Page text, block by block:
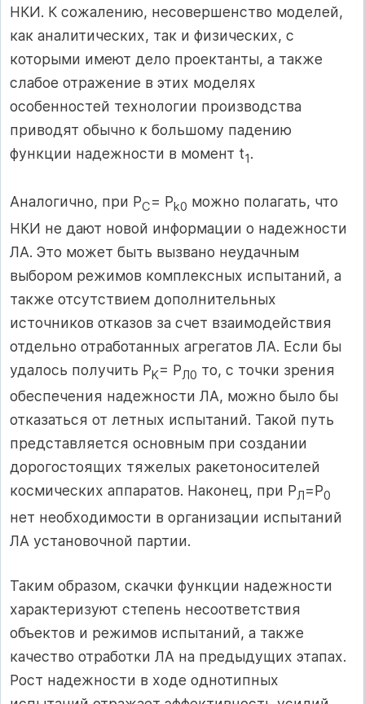
НКИ. К сожалению, несовершенство моделей,
как аналитических, так и физических, с
которыми имеют дело проектанты, а также
слабое отражение в этих моделях
особенностей технологии производства
приводят обычно к большому падению
функции надежности в момент t1.
Аналогично, при PС= Pk0 можно полагать, что
НКИ не дают новой информации о надежности
ЛА. Это может быть вызвано неудачным
выбором режимов комплексных испытаний, а
также отсутствием дополнительных
источников отказов за счет взаимодействия
отдельно отработанных агрегатов ЛА. Если бы
удалось получить PK= PЛ0 то, с точки зрения
обеспечения надежности ЛА, можно было бы
отказаться от летных испытаний. Такой путь
представляется основным при создании
дорогостоящих тяжелых ракетоносителей
космических аппаратов. Наконец, при PЛ=P0
нет необходимости в организации испытаний
ЛА установочной партии.
Таким образом, скачки функции надежности
характеризуют степень несоответствия
объектов и режимов испытаний, а также
качество отработки ЛА на предыдущих этапах.
Рост надежности в ходе однотипных